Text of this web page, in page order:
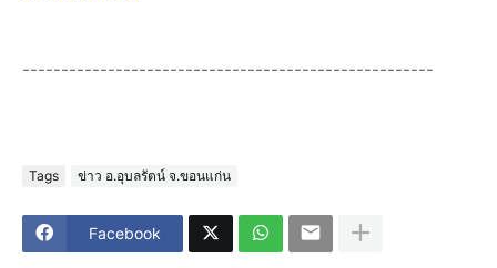
-----------------------------------------------------
Tags ข่าว อ.อุบลรัตน์ จ.ขอนแก่น
Facebook